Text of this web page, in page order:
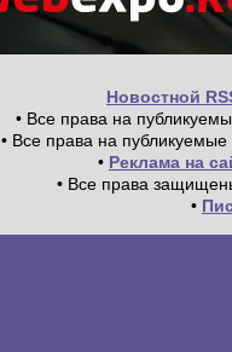
Новостной
• Все права на
• Все права на
• Реклама на
• Все права
•